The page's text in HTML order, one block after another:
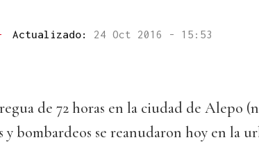
Actualizado: 24 Oct 2016 - 15:53
de 72 horas en la ciudad de Alepo
y bombardeos se reanudaron hoy en la